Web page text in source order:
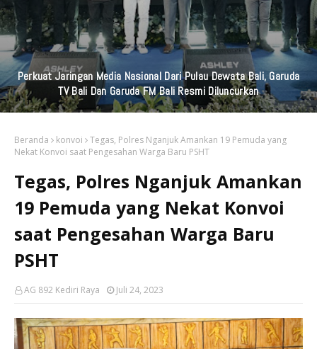
Perkuat Jaringan Media Nasional Dari Pulau Dewata Bali, Garuda
TV Bali Dan Garuda FM Bali Resmi Diluncurkan
Beranda konvoi
Tegas, Polres Nganjuk Amankan 19 Pemuda yang
Nekat Konvoi saat Pengesahan Warga Baru PSHT
Tegas, Polres Nganjuk Amankan
19 Pemuda yang Nekat Konvoi
saat Pengesahan Warga Baru
PSHT
AG 892 Kediri Raya Juli 24, 2023